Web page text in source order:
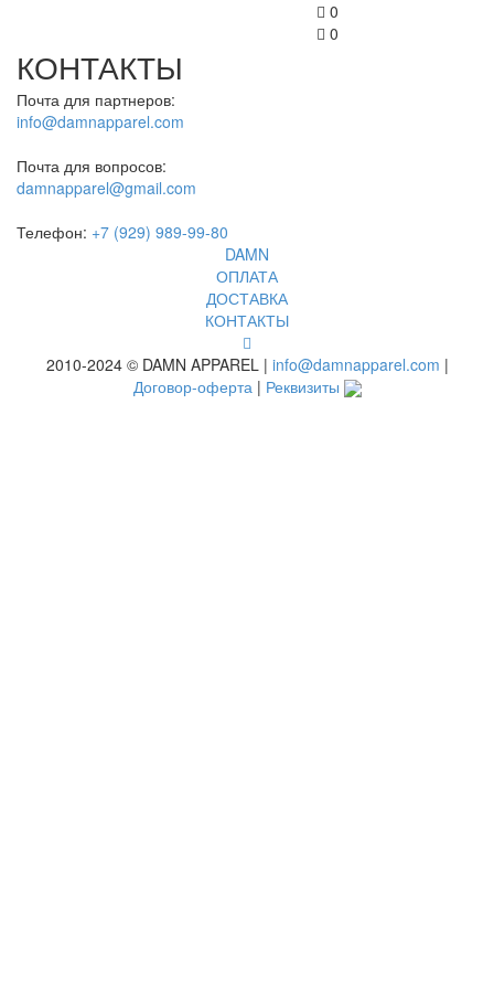
0
0
КОНТАКТЫ
Почта для партнеров:
info@damnapparel.com
Почта для вопросов:
damnapparel@gmail.com
Телефон: +7 (929) 989-99-80
DAMN
ОПЛАТА
ДОСТАВКА
КОНТАКТЫ
2010-2024 © DAMN APPAREL | info@damnapparel.com |
Договор-оферта| Реквизиты